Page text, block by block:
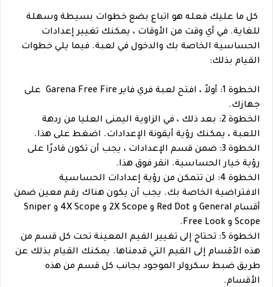
كل ما عليك فعله هو اتباع بضع خطوات بسيطة وسهلة
للغاية. في أي وقت من الأوقات ، يمكنك تغيير إعدادات
الحساسية الخاصة بك والدخول في لعبة. فيما يلي خطوات
القيام بذلك:
الخطوة 1: أولاً ، افتح لعبة فري فاير Garena Free Fire على
جهازك.
الخطوة 2: بعد ذلك ، في الزاوية اليمنى العليا من ردهة
اللعبة ، يمكنك رؤية أيقونة الإعدادات. اضغط على هذا.
الخطوة 3: ضمن قسم الإعدادات ، يجب أن تكون قادرًا على
رؤية خيار الحساسية. انقر فوق هذا.
الخطوة 4: لن تتمكن من رؤية إعدادات الحساسية
الافتراضية الخاصة بك. يجب أن يكون هناك رقم معين ضمن
أقسام General و Red Dot و 2X Scope و 4X Scope و Sniper
Scope و Free Look.
الخطوة 5: تحتاج إلى تغيير القيم المعينة تحت كل قسم من
هذه الأقسام إلى القيم التي قدمناها. يمكنك القيام بذلك عن
طريق ضبط سكرولر الموجود بجانب كل قسم من هذه
الأقسام.